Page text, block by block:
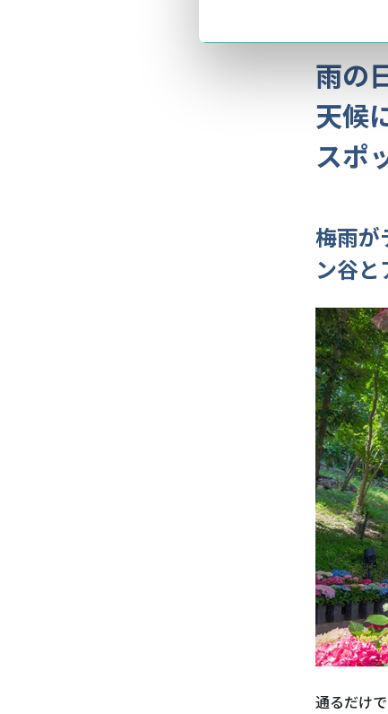
雨の
天候
スポ
梅雨が
ン谷と
通るだけ